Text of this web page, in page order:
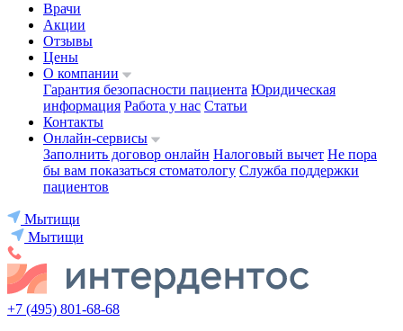
Врачи
Акции
Отзывы
Цены
О компании
Гарантия безопасности пациента Юридическая
информация Работа у нас Статьи
Контакты
Онлайн-сервисы
Заполнить договор онлайн Налоговый вычет Не пора
бы вам показаться стоматологу Служба поддержки
пациентов
Мытищи
Мытищи
+7 (495) 801-68-68